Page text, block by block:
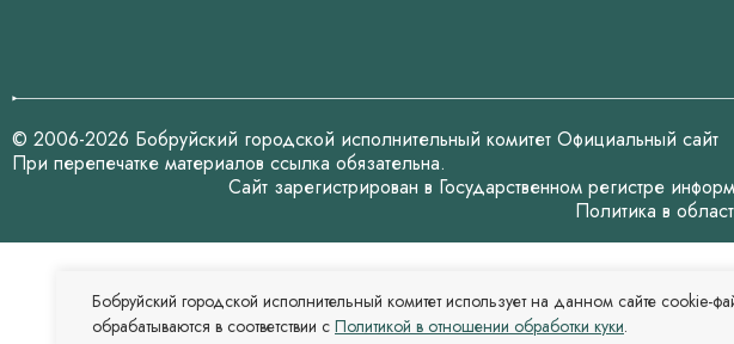
© 2006-2026 Бобруйский городской исполнительный комитет Официальный сайт
При перепечатке материалов ссылка обязательна.
Сайт зарегистрирован в Государственном регистре
Политика в
Бобруйский городской исполнительный комитет использует на данном сайте cookie-
обрабатываются в соответствии с Политикой в отношении обработки куки.